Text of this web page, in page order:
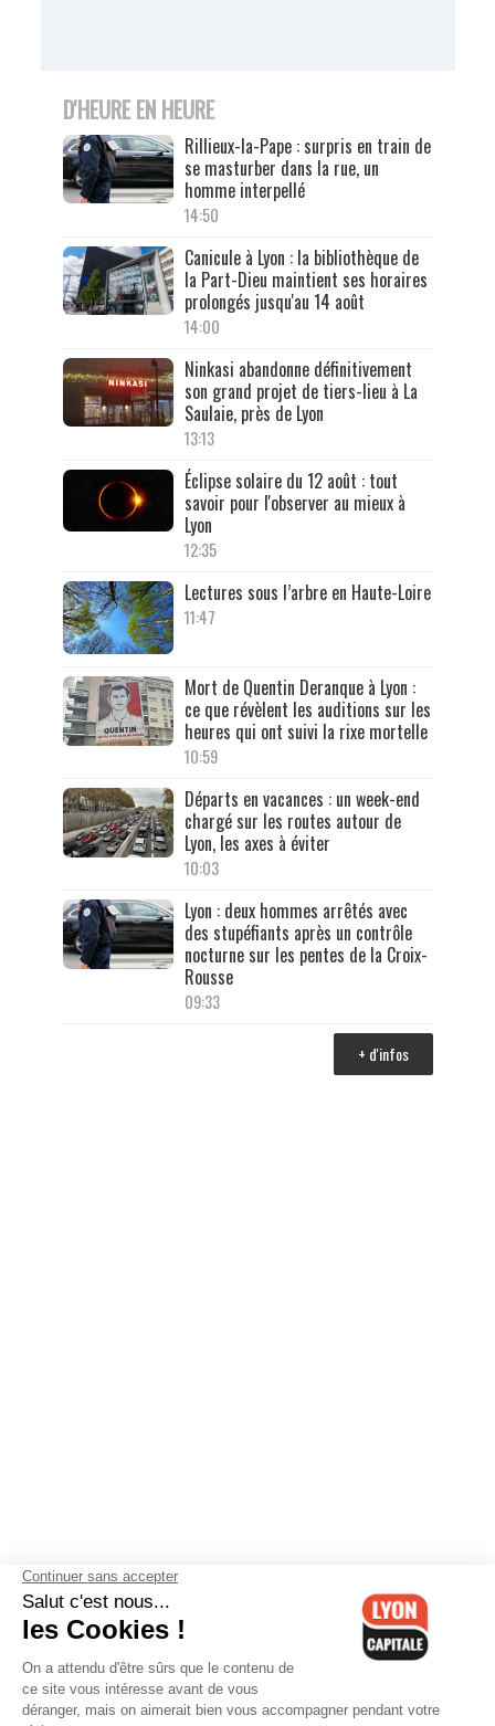
D'HEURE EN HEURE
Rillieux-la-Pape : surpris en train de
se masturber dans la rue, un
homme interpellé
14:50
Canicule à Lyon : la bibliothèque de
la Part-Dieu maintient ses horaires
prolongés jusqu'au 14 août
14:00
Ninkasi abandonne définitivement
son grand projet de tiers-lieu à La
Saulaie, près de Lyon
13:13
Éclipse solaire du 12 août : tout
savoir pour l'observer au mieux à
Lyon
12:35
Lectures sous l’arbre en Haute-Loire
11:47
Mort de Quentin Deranque à Lyon :
ce que révèlent les auditions sur les
heures qui ont suivi la rixe mortelle
10:59
Départs en vacances : un week-end
chargé sur les routes autour de
Lyon, les axes à éviter
10:03
Lyon : deux hommes arrêtés avec
des stupéfiants après un contrôle
nocturne sur les pentes de la Croix-
Rousse
09:33
+ d'infos